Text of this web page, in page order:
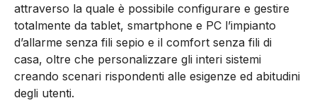
attraverso la quale è possibile configurare e gestire
totalmente da tablet, smartphone e PC l’impianto
d’allarme senza fili sepio e il comfort senza fili di
casa, oltre che personalizzare gli interi sistemi
creando scenari rispondenti alle esigenze ed abitudini
degli utenti.